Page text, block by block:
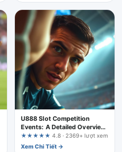
U888 Slot Competition
Events: A Detailed Overview
for Smart Players
★★★★★4.8 · 2369+ lượt xem
Xem Chi Tiết →